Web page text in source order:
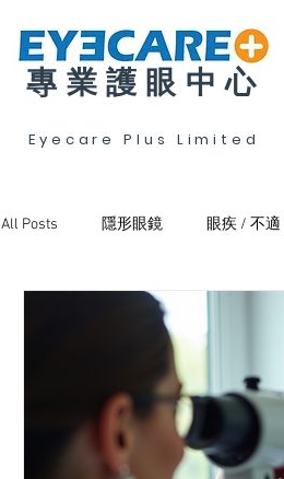
專業護眼中心
Eyecare Plus Limited
All Posts 隱形眼鏡 眼疾 / 不適